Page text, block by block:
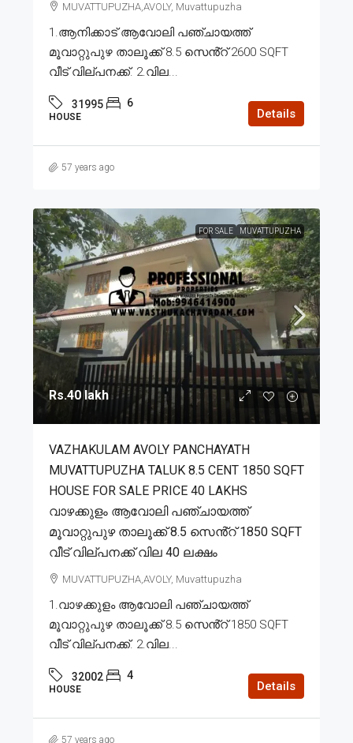
MUVATTUPUZHA,AVOLY, Muvattupuzha
1.ആനിക്കാട് ആവോലി പഞ്ചായത്ത്
മൂവാറ്റുപുഴ താലൂക്ക് 8.5 സെൻ്റ് 2600 SQFT
വീട് വില്പനക്ക്. 2.വില...
31995 6
HOUSE Details
57 years ago
FOR SALE MUVATTUPUZHA
Rs.40 lakh
VAZHAKULAM AVOLY PANCHAYATH
MUVATTUPUZHA TALUK 8.5 CENT 1850 SQFT
HOUSE FOR SALE PRICE 40 LAKHS
വാഴക്കുളം ആവോലി പഞ്ചായത്ത്
മൂവാറ്റുപുഴ താലൂക്ക് 8.5 സെൻ്റ് 1850 SQFT
വീട് വില്പനക്ക് വില 40 ലക്ഷം
MUVATTUPUZHA,AVOLY, Muvattupuzha
1.വാഴക്കുളം ആവോലി പഞ്ചായത്ത്
മൂവാറ്റുപുഴ താലൂക്ക് 8.5 സെൻ്റ് 1850 SQFT
വീട് വില്പനക്ക്. 2.വില...
32002 4
HOUSE Details
57 years ago